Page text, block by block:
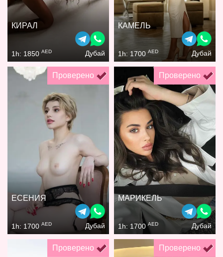
КИРАЛ
1h: 1850 AED Дубай
КАМЕЛЬ
1h: 1700 AED Дубай
Проверено
ЕСЕНИЯ
1h: 1700 AED Дубай
Проверено
МАРИКЕЛЬ
1h: 1700AED Дубай
Проверено Проверено